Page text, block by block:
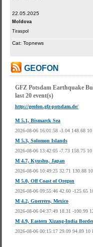
22.05.2025
Moldova
Tiraspol
Cat: Topnews
GEOFON
GFZ Potsdam Earthquake
last 20 event(s)
http://geofon.gfz-potsdam.de/
M 5.1, Bismarck Sea
2026-08-06 16:01:58 -3.04 148.68
M 5.3, Solomon Islands
2026-08-06 13:42:05 -7.73 158.75
M 4.7, Kyushu, Japan
2026-08-06 10:49:25 32.71 130.88
M 5.0, Off Coast of Oregon
2026-08-06 09:55:46 42.60 -125.65
M 4.2, Guerrero, Mexico
2026-08-06 04:37:49 18.31 -100.99
M 4.9, Eastern Xizang-India
2026-08-06 00:15:17 29.09 94.89 10